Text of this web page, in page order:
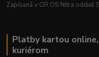
Zapísaná v OR OS Nitra oddiel
Platby kartou
kuriérom